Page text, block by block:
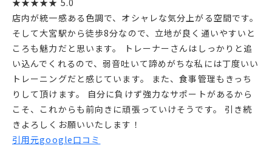
★★★★★ 5.0
店内が統一感ある色調で、オシャレな気分上がる空間です。
そして大宮駅から徒歩8分なので、立地が良く通いやすいと
ころも魅力だと思います。 トレーナーさんはしっかりと追
い込んでくれるので、弱音吐いて諦めがちな私には丁度いい
トレーニングだと感じています。 また、食事管理もきっち
りして頂けます。 自分に負けず強力なサポートがあるから
こそ、これからも前向きに頑張っていけそうです。 引き続
きよろしくお願いいたします！
引用元google口コミ